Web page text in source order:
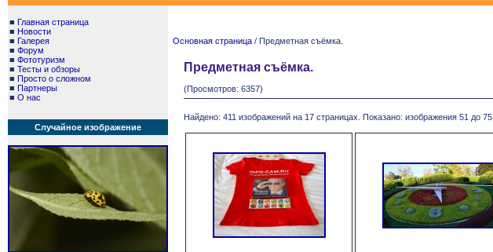
■ Главная страница
■ Новости
■ Галерея
■ Форум
■ Фототуризм
■ Тесты и обзоры
■ Просто о сложном
■ Партнеры
■ О нас
Случайное изображение
Основная страница / Предметная съёмка.
Предметная съёмка.
(Просмотров: 6357)
Найдено: 411 изображений на 17 страницах. Показано: изображения 51 до 75.